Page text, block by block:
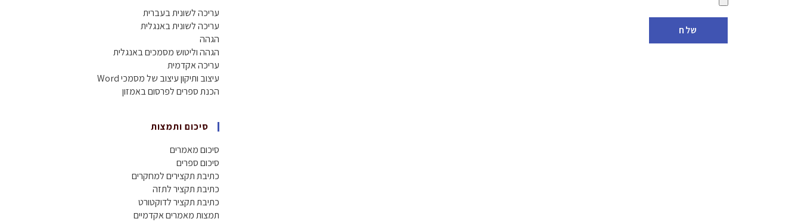
עריכה לשונית בעברית
עריכה לשונית באנגלית
הגהה
הגהה וליטוש מסמכים באנגלית
עריכה אקדמית
עיצוב ותיקון עיצוב של מסמכי Word
הכנת ספרים לפרסום באמזון
סיכום ותמצות
סיכום מאמרים
סיכום ספרים
כתיבת תקצירים למחקרים
כתיבת תקציר לתזה
כתיבת תקציר לדוקטורט
תמצות מאמרים אקדמיים